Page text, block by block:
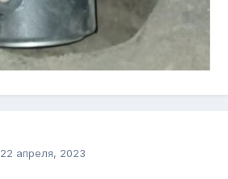
22 апреля, 2023